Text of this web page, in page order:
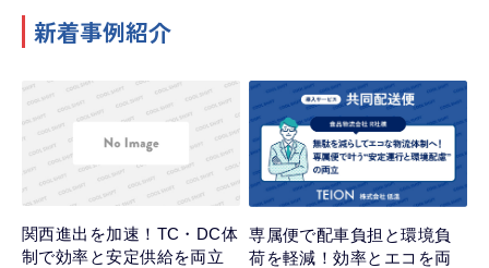
新着事例紹介
関西進出を加速！TC・DC体
制で効率と安定供給を両立
専属便で配車負担と環境負
荷を軽減！効率とエコを両